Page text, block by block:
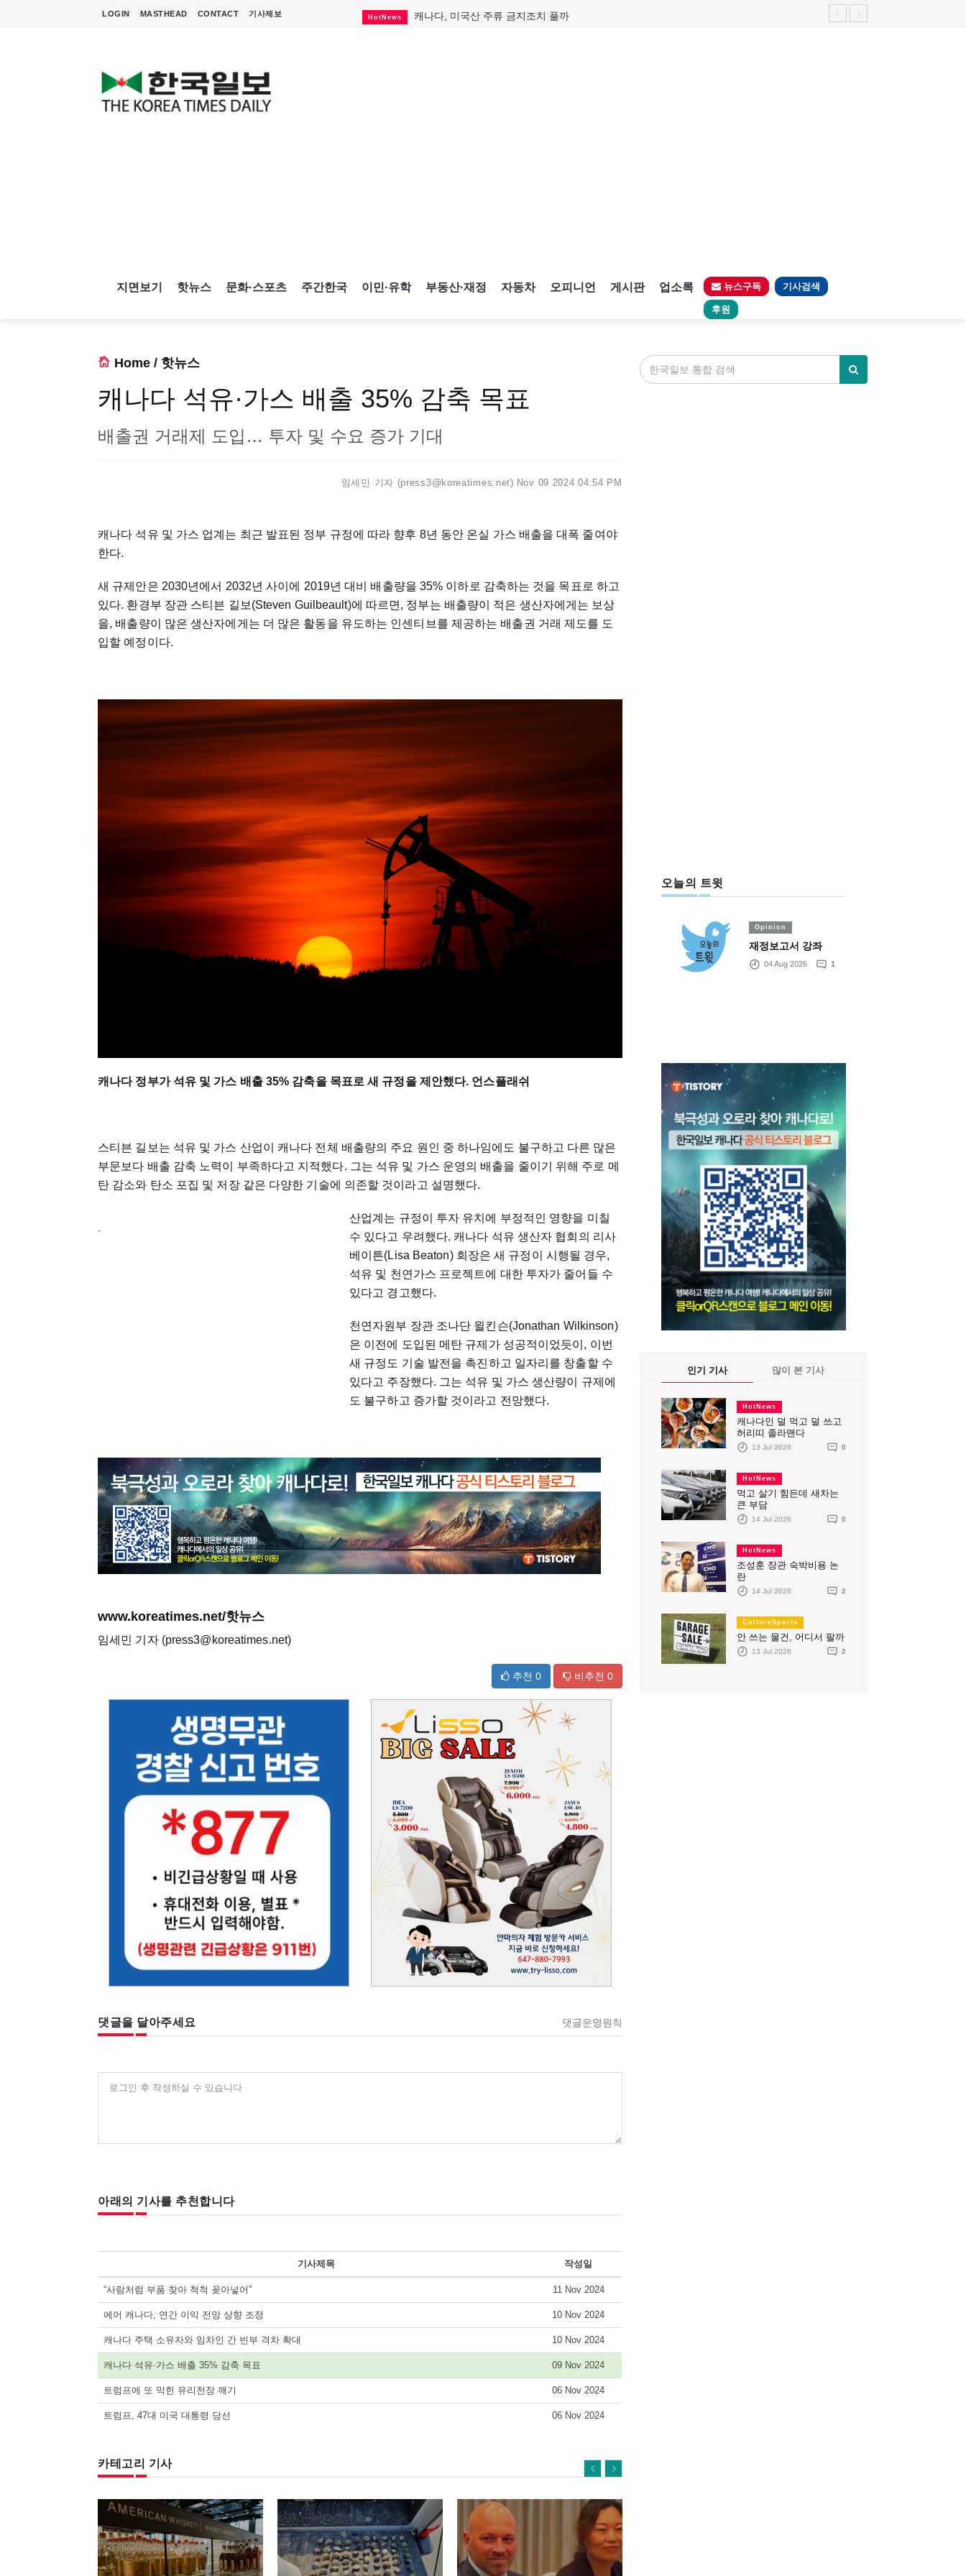
LOGIN MASTHEAD CONTACT 기사제보 HotNews 캐나다, 미국산 주류 금지조치 풀까
지면보기 핫뉴스 문화·스포츠 주간한국 이민·유학 부동산·재정 자동차 오피니언 게시판 업소록 뉴스구독 기사검색
후원
Home / 핫뉴스
캐나다 석유·가스 배출 35% 감축 목표
배출권 거래제 도입… 투자 및 수요 증가 기대
임세민 기자 (press3@koreatimes.net) Nov 09 2024 04:54 PM
캐나다 석유 및 가스 업계는 최근 발표된 정부 규정에 따라 향후 8년 동안 온실 가스 배출을 대폭 줄여야
한다.
새 규제안은 2030년에서 2032년 사이에 2019년 대비 배출량을 35% 이하로 감축하는 것을 목표로 하고
있다. 환경부 장관 스티븐 길보(Steven Guilbeault)에 따르면, 정부는 배출량이 적은 생산자에게는 보상
을, 배출량이 많은 생산자에게는 더 많은 활동을 유도하는 인센티브를 제공하는 배출권 거래 제도를 도
입할 예정이다.
캐나다 정부가 석유 및 가스 배출 35% 감축을 목표로 새 규정을 제안했다. 언스플래쉬
스티븐 길보는 석유 및 가스 산업이 캐나다 전체 배출량의 주요 원인 중 하나임에도 불구하고 다른 많은
부문보다 배출 감축 노력이 부족하다고 지적했다. 그는 석유 및 가스 운영의 배출을 줄이기 위해 주로 메
탄 감소와 탄소 포집 및 저장 같은 다양한 기술에 의존할 것이라고 설명했다.
산업계는 규정이 투자 유치에 부정적인 영향을 미칠
수 있다고 우려했다. 캐나다 석유 생산자 협회의 리사
베이튼(Lisa Beaton) 회장은 새 규정이 시행될 경우,
석유 및 천연가스 프로젝트에 대한 투자가 줄어들 수
있다고 경고했다.
천연자원부 장관 조나단 윌킨슨(Jonathan Wilkinson)
은 이전에 도입된 메탄 규제가 성공적이었듯이, 이번
새 규정도 기술 발전을 촉진하고 일자리를 창출할 수
있다고 주장했다. 그는 석유 및 가스 생산량이 규제에
도 불구하고 증가할 것이라고 전망했다.
www.koreatimes.net/핫뉴스
임세민 기자 (press3@koreatimes.net)
추천 0 비추천 0
댓글을 달아주세요 댓글운영원칙
로그인 후 작성하실 수 있습니다
아래의 기사를 추천합니다
기사제목 작성일
“사람처럼 부품 찾아 척척 꽂아넣어” 11 Nov 2024
에어 캐나다, 연간 이익 전망 상향 조정 10 Nov 2024
캐나다 주택 소유자와 임차인 간 빈부 격차 확대 10 Nov 2024
캐나다 석유·가스 배출 35% 감축 목표 09 Nov 2024
트럼프에 또 막힌 유리천장 깨기 06 Nov 2024
트럼프, 47대 미국 대통령 당선 06 Nov 2024
카테고리 기사
오늘의 트윗
Opinion
재정보고서 강좌
04 Aug 2026 1
인기 기사 많이 본 기사
HotNews
캐나다인 덜 먹고 덜 쓰고
허리띠 졸라맨다
13 Jul 2026 0
HotNews
먹고 살기 힘든데 새차는
큰 부담
14 Jul 2026 0
HotNews
조성훈 장관 숙박비용 논
란
14 Jul 2026 2
CultureSports
안 쓰는 물건, 어디서 팔까
13 Jul 2026 2